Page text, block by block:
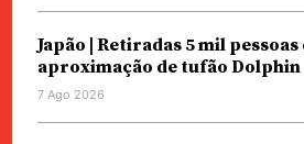
Japão | Retiradas 5 mil pessoas
aproximação de tufão Dolphin
7 Ago 2026